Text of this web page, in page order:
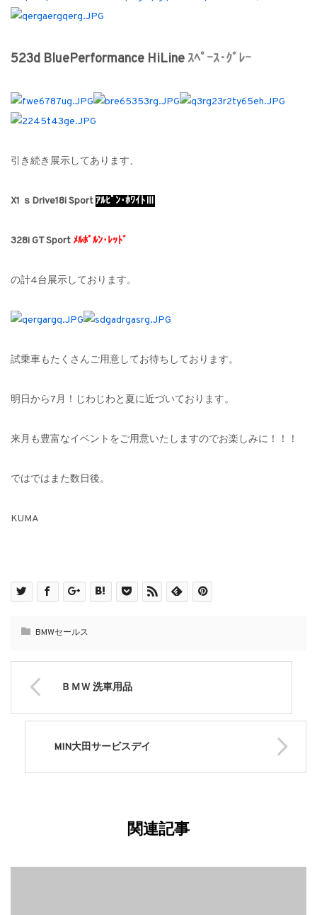
523d BluePerformance HiLine ｽﾍﾟｰｽ･ｸﾞﾚｰ
引き続き展示してあります、
X1 ｓDrive18i Sportｱﾙﾋﾟﾝ･ﾎﾜｲﾄⅢ
328i GT Sport ﾒﾙﾎﾞﾙﾝ･ﾚｯﾄﾞ
の計4台展示しております。
試乗車もたくさんご用意してお待ちしております。
明日から7月！じわじわと夏に近づいております。
来月も豊富なイベントをご用意いたしますのでお楽しみに！！！
ではではまた数日後。
KUMA
BMWセールス
ＢＭＷ 洗車用品
MIN大田サービスデイ
関連記事